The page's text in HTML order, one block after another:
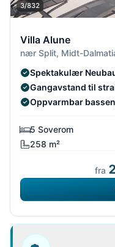
3/832
Villa Alune
nær Split, Midt-
Spektakulær
Gangavstand til
Oppvarmbar
5 Soverom
258 m²
fra